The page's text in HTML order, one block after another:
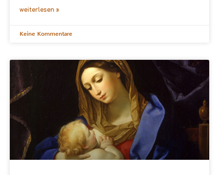
weiterlesen »
Keine Kommentare